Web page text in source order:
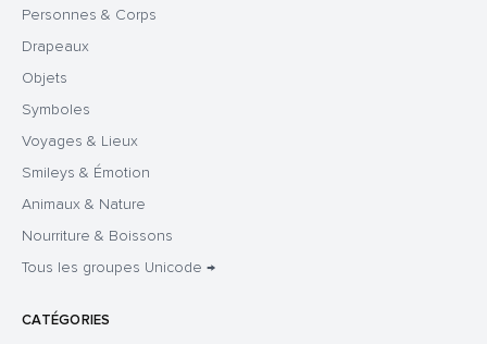
Personnes & Corps
Drapeaux
Objets
Symboles
Voyages & Lieux
Smileys & Émotion
Animaux & Nature
Nourriture & Boissons
Tous les groupes Unicode →
CATÉGORIES